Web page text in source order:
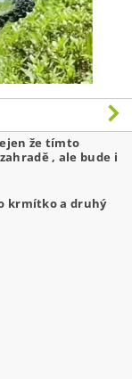
že tímto
, ale bude i
krmítko a druhý